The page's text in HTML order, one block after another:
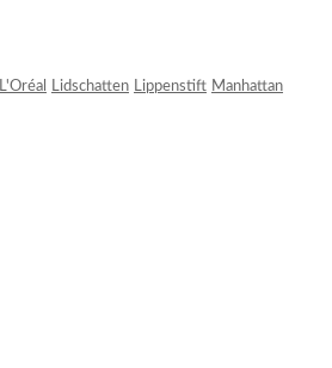
L'Oréal Lidschatten Lippenstift Manhattan